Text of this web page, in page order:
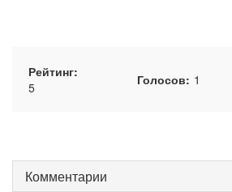
Рейтинг:
5
Голосов: 1
Комментарии